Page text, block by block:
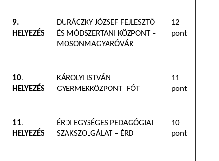
9.
HELYEZÉS
DURÁCZKY JÓZSEF FEJLESZTŐ
ÉS MÓDSZERTANI KÖZPONT –
MOSONMAGYARÓVÁR
12
pont
10.
HELYEZÉS
KÁROLYI ISTVÁN
GYERMEKKÖZPONT -FÓT
11
pont
11.
HELYEZÉS
ÉRDI EGYSÉGES PEDAGÓGIAI
SZAKSZOLGÁLAT – ÉRD
10
pont